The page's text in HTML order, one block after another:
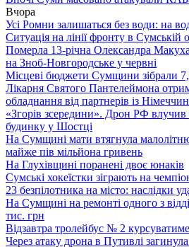
Вчора
Усі Ромни залишаться без води: на
Ситуація на лінії фронту в Сумській
Померла 13-річна Олександра
на Зноб-Новгородське у червні
Місцеві бюджети Сумщини зібрали
Лікарня Святого Пантелеймона
обладнання від партнерів із
«Згорів зсередини». Дрон РФ
будинку у Шостці
На Сумщині мати втягнула
майже пів мільйона гривень
На Глухівщині поранені двоє юнаків
Сумські хокеїстки зіграють на
23 безпілотника на місто: наслідки
На Сумщині на ремонті одного з
тис. грн
Відзавтра тролейбус № 2
Через атаку дрона в Путивлі